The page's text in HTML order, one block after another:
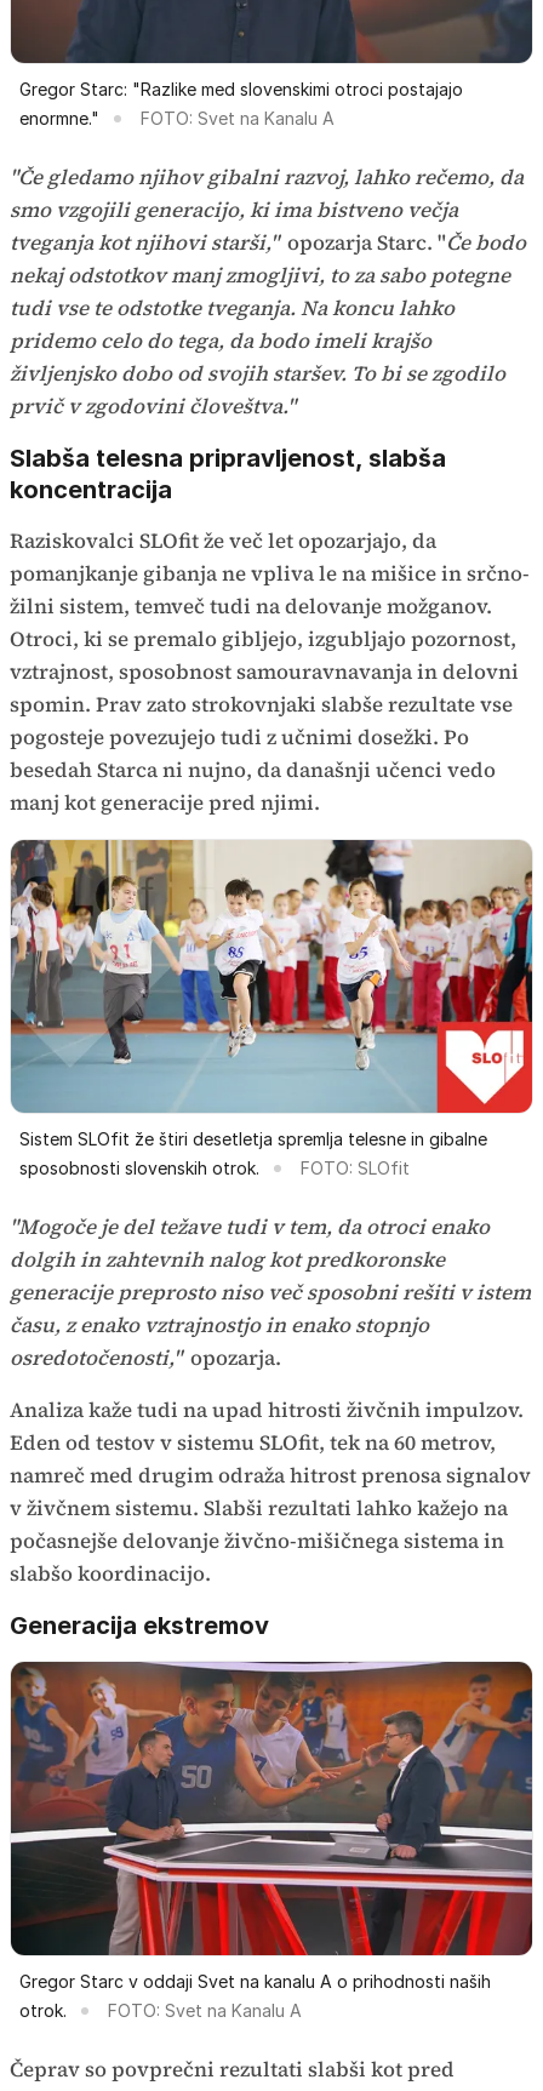
Gregor Starc: "Razlike med slovenskimi otroci postajajo
enormne."
FOTO: Svet na Kanalu A
"Če gledamo njihov gibalni razvoj, lahko rečemo, da
smo vzgojili generacijo, ki ima bistveno večja
tveganja kot njihovi starši," opozarja Starc. "Če bodo
nekaj odstotkov manj zmogljivi, to za sabo potegne
tudi vse te odstotke tveganja. Na koncu lahko
pridemo celo do tega, da bodo imeli krajšo
življenjsko dobo od svojih staršev. To bi se zgodilo
prvič v zgodovini človeštva."
Slabša telesna pripravljenost, slabša
koncentracija
Raziskovalci SLOfit že več let opozarjajo, da
pomanjkanje gibanja ne vpliva le na mišice in srčno-
žilni sistem, temveč tudi na delovanje možganov.
Otroci, ki se premalo gibljejo, izgubljajo pozornost,
vztrajnost, sposobnost samouravnavanja in delovni
spomin. Prav zato strokovnjaki slabše rezultate vse
pogosteje povezujejo tudi z učnimi dosežki. Po
besedah Starca ni nujno, da današnji učenci vedo
manj kot generacije pred njimi.
Sistem SLOfit že štiri desetletja spremlja telesne in gibalne
sposobnosti slovenskih otrok.
FOTO: SLOfit
"Mogoče je del težave tudi v tem, da otroci enako
dolgih in zahtevnih nalog kot predkoronske
generacije preprosto niso več sposobni rešiti v istem
času, z enako vztrajnostjo in enako stopnjo
osredotočenosti," opozarja.
Analiza kaže tudi na upad hitrosti živčnih impulzov.
Eden od testov v sistemu SLOfit, tek na 60 metrov,
namreč med drugim odraža hitrost prenosa signalov
v živčnem sistemu. Slabši rezultati lahko kažejo na
počasnejše delovanje živčno-mišičnega sistema in
slabšo koordinacijo.
Generacija ekstremov
Gregor Starc v oddaji Svet na kanalu A o prihodnosti naših
otrok.
FOTO: Svet na Kanalu A
Čeprav so povprečni rezultati slabši kot pred